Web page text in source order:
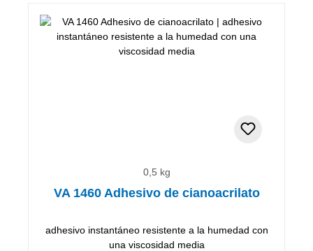
0,5 kg
VA 1460 Adhesivo de cianoacrilato
adhesivo instantáneo resistente a la humedad con
una viscosidad media